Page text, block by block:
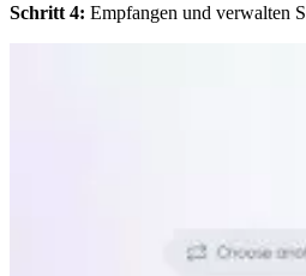
Schritt 4: Empfangen und verwalten